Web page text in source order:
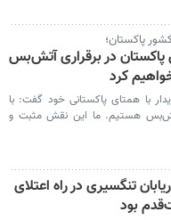
پاکستان؛
در برقراری آتش‌بس
کرد
با همتای پاکستانی خود گفت: با
هستیم. ما این نقش مثبت و
تنگسیری در راه اعتلای
بود